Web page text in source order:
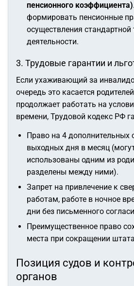
пенсионного коэффициента)
формировать пенсионные
осуществления стандартной
деятельности.
3. Трудовые гарантии и
Если ухаживающий за
очередь это касается
продолжает работать на
времени, Трудовой кодекс РФ
Право на 4 дополнительных
выходных дня в месяц
использованы одним из
разделены между ними).
Запрет на привлечение к
работам, работе в ночное
дни без письменного
Преимущественное право
места при сокращении
Позиция судов и
органов